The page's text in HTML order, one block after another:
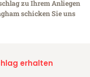
zu Ihrem Anliegen
schicken Sie uns
erhalten